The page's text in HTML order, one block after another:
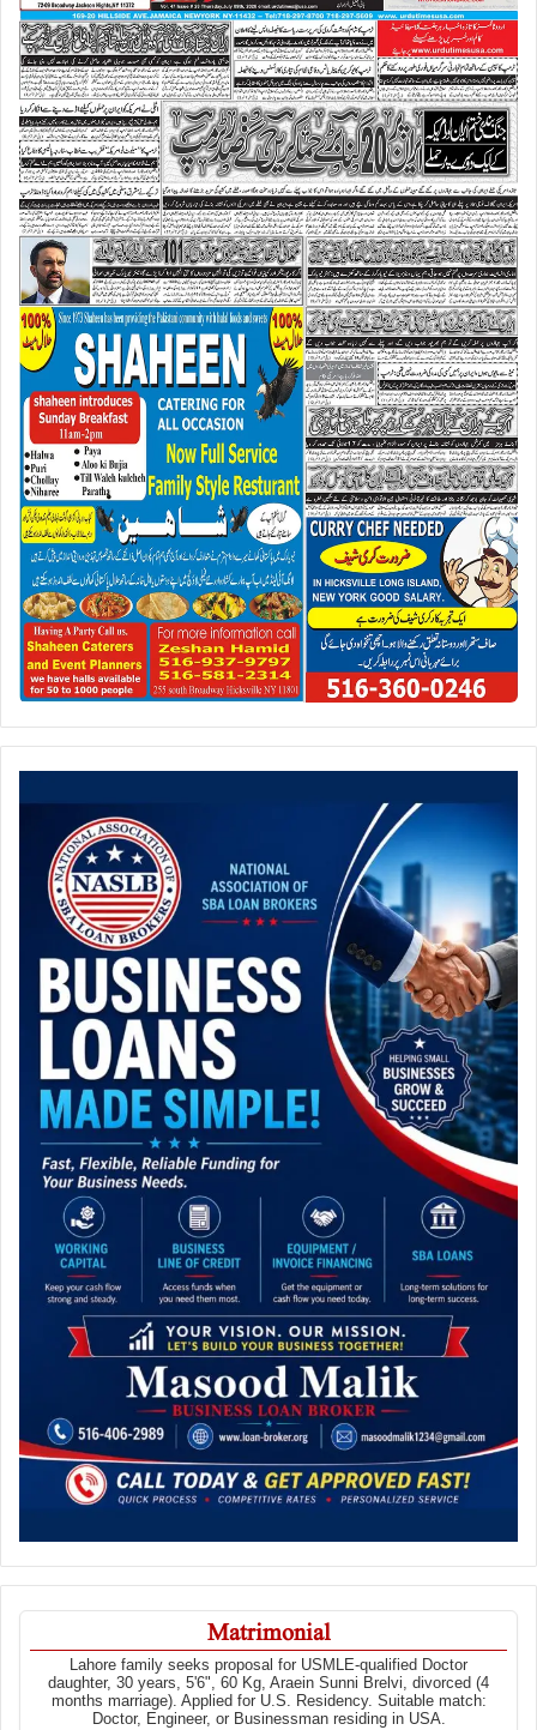
Matrimonial
Lahore family seeks proposal for USMLE-qualified Doctor
daughter, 30 years, 5'6", 60 Kg, Araein Sunni Brelvi, divorced (4
months marriage). Applied for U.S. Residency. Suitable match:
Doctor, Engineer, or Businessman residing in USA.